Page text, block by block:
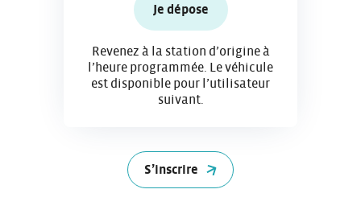
Je dépose
Revenez à la station d’origine à
l’heure programmée. Le véhicule
est disponible pour l’utilisateur
suivant.
S’inscrire